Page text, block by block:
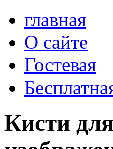
главная
О сайте
Гостевая
Кисти